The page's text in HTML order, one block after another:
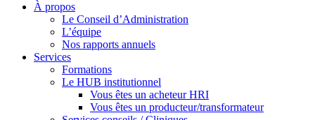
À propos
Le Conseil d’Administration
L’équipe
Nos rapports annuels
Services
Formations
Le HUB institutionnel
Vous êtes un acheteur HRI
Vous êtes un producteur/transformateur